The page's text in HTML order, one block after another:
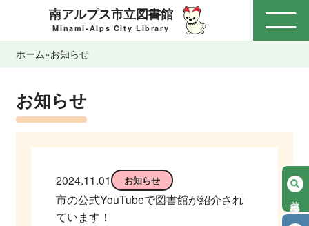
南アルプス市立図書館
Minami-Alps City Library
ホーム»お知らせ
お知らせ
2024.11.01 お知らせ
市の公式YouTubeで図書館が紹介され
ています！